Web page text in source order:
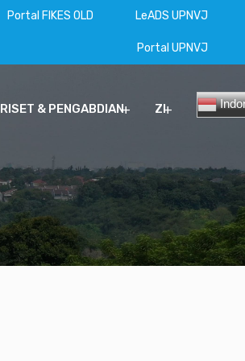
Portal FIKES OLD LeADS UPNVJ
Portal UPNVJ
RISET & PENGABDIAN ZI